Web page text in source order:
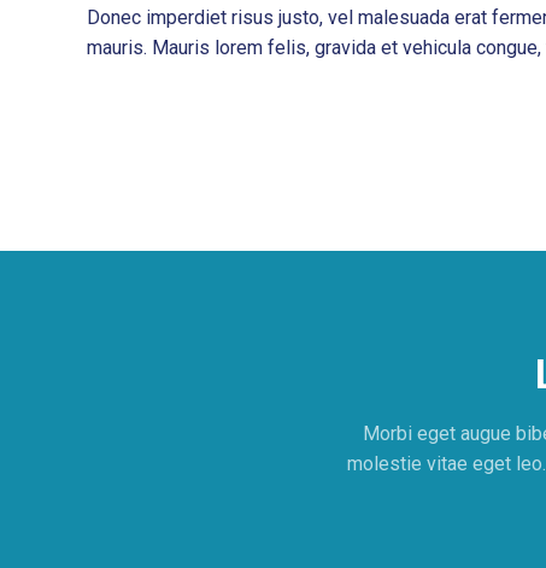
Donec imperdiet risus justo, vel malesuada erat
mauris. Mauris lorem felis, gravida et vehicula
Morbi eget augue
molestie vitae eget